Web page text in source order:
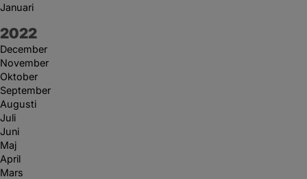
Januari
År:
2022
December
November
Oktober
September
Augusti
Juli
Juni
Maj
April
Mars